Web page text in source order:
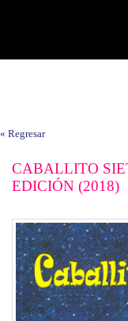
« Regresar
CABALLITO
EDICIÓN (2018)